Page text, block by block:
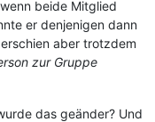
beide Mitglied
er denjenigen dann
aber trotzdem
zur Gruppe
das geänder? Und